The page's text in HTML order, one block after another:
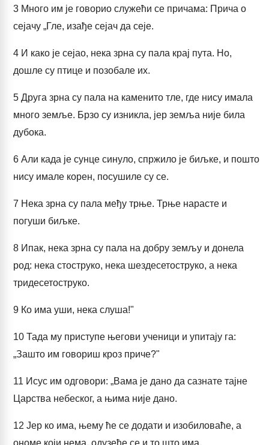
3 Много им је говорио служећи се причама: Прича о
сејачу „Гле, изађе сејач да сеје.
4 И како је сејао, нека зрна су пала крај пута. Но,
дошле су птице и позобале их.
5 Друга зрна су пала на каменито тле, где нису имала
много земље. Брзо су изникла, јер земља није била
дубока.
6 Али када је сунце синуло, спржило је биљке, и пошто
нису имале корен, посушиле су се.
7 Нека зрна су пала међу трње. Трње нарасте и
погуши биљке.
8 Ипак, нека зрна су пала на добру земљу и донела
род: нека стоструко, нека шездесетоструко, а нека
тридесетоструко.
9 Ко има уши, нека слуша!"
10 Тада му приступе његови ученици и упитају га:
„Зашто им говориш кроз приче?"
11 Исус им одговори: „Вама је дано да сазнате тајне
Царства небеског, а њима није дано.
12 Јер ко има, њему ће се додати и изобиловаће, а
ономе који нема, одузеће се и то што има.